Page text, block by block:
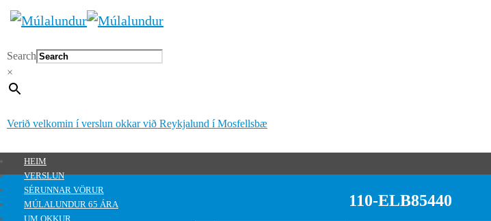
Search
×
Verið velkomin í verslun okkar við Reykjalund í Mosfellsbæ
HEIM
VERSLUN
SÉRUNNAR VÖRUR
MÚLALUNDUR 65 ÁRA
UM OKKUR
110-ELB85440